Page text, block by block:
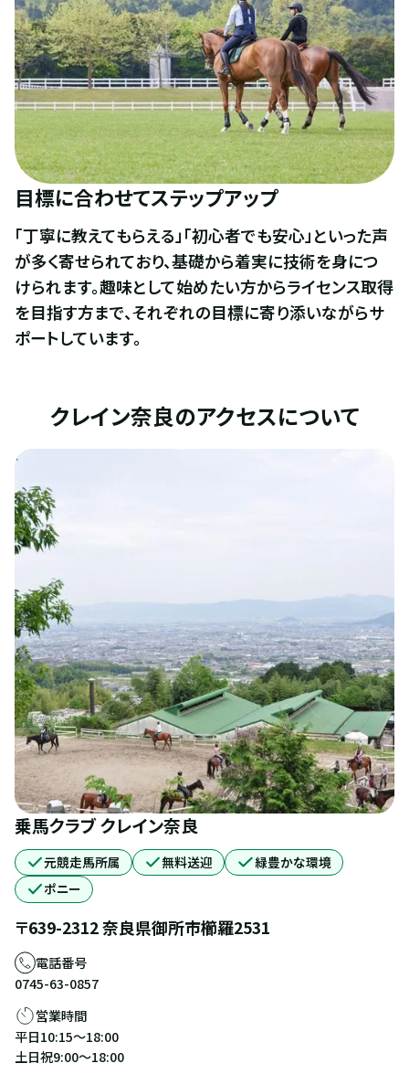
目標に合わせてステップアップ
「丁寧に教えてもらえる」「初心者でも安心」といった声
が多く寄せられており、基礎から着実に技術を身につ
けられます。趣味として始めたい方からライセンス取得
を目指す方まで、それぞれの目標に寄り添いながらサ
ポートしています。
クレイン奈良のアクセスについて
乗馬クラブ クレイン奈良
元競走馬所属 無料送迎
緑豊かな環境
ポニー
〒639-2312奈良県御所市櫛羅2531
電話番号
0745-63-0857
営業時間
平日10:15～18:00
土日祝9:00～18:00